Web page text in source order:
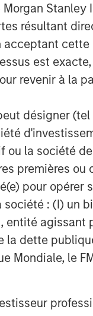
résultant
acceptant
est
revenir à la
désigner (tel
la société
premières
pour
société : (I) un
entité
la dette
Mondiale, le
Stanley
im.
serve
institutions
please
.